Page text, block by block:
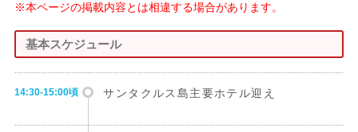
※本ページの掲載内容とは相違する場合があります。
基本スケジュール
14:30-15:00頃 サンタクルス島主要ホテル迎え